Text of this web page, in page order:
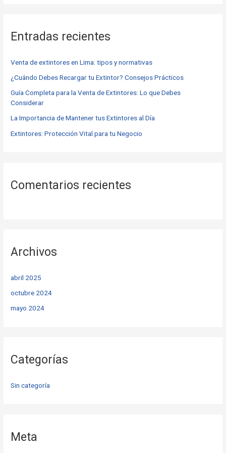
a
p
o
r
:
Entradas recientes
Venta de extintores en Lima: tipos y normativas
¿Cuándo Debes Recargar tu Extintor? Consejos Prácticos
Guía Completa para la Venta de Extintores: Lo que Debes
Considerar
La Importancia de Mantener tus Extintores al Día
Extintores: Protección Vital para tu Negocio
Comentarios recientes
Archivos
abril 2025
octubre 2024
mayo 2024
Categorías
Sin categoría
Meta